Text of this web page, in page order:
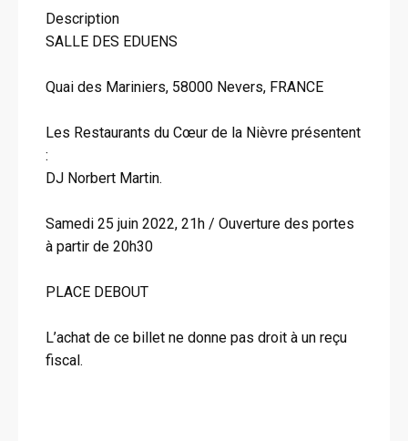
Description
SALLE DES EDUENS
Quai des Mariniers, 58000 Nevers, FRANCE
Les Restaurants du Cœur de la Nièvre présentent
:
DJ Norbert Martin.
Samedi 25 juin 2022, 21h / Ouverture des portes
à partir de 20h30
PLACE DEBOUT
L’achat de ce billet ne donne pas droit à un reçu
fiscal.